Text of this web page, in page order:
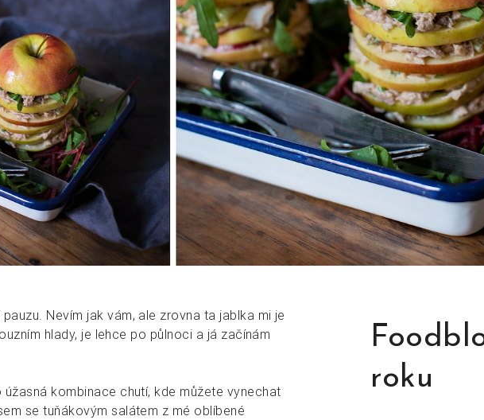
Nevím jak vám, ale zrovna ta jablka mi je
hlady, je lehce po půlnoci a já začínám
kombinace chutí, kde můžete vynechat
se tuňákovým salátem z mé oblíbené
roku